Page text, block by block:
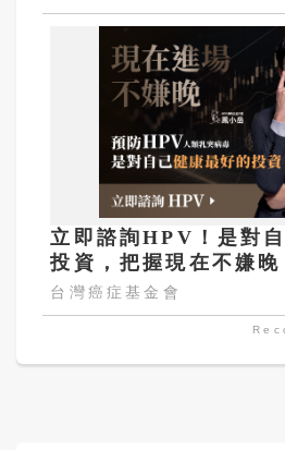
立即諮詢HPV！是對
投資，把握現在不嫌晚
台灣癌症基金會